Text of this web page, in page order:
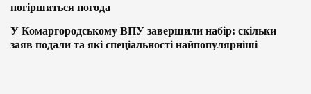
погіршиться погода
У Комаргородському ВПУ завершили набір: скільки
заяв подали та які спеціальності найпопулярніші